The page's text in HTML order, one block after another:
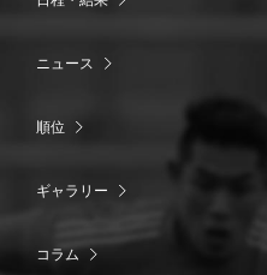
ニュース
順位
ギャラリー
コラム